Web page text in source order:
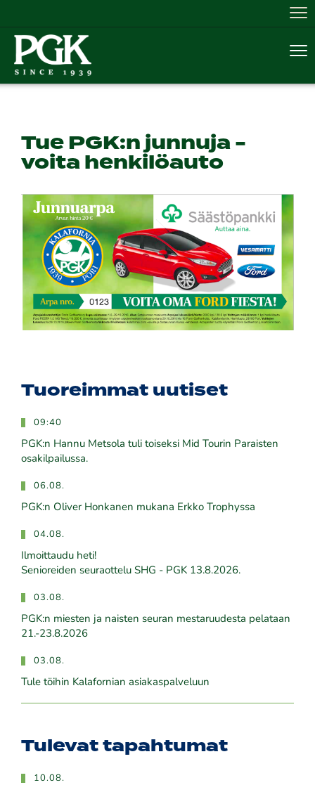
Tue PGK:n junnuja -
voita henkilöauto
Tuoreimmat uutiset
09:40
PGK:n Hannu Metsola tuli toiseksi Mid Tourin Paraisten
osakilpailussa.
06.08.
PGK:n Oliver Honkanen mukana Erkko Trophyssa
04.08.
Ilmoittaudu heti!
​​​​​​​Senioreiden seuraottelu SHG - PGK 13.8.2026.
03.08.
PGK:n miesten ja naisten seuran mestaruudesta pelataan
21.-23.8.2026
03.08.
Tule töihin Kalafornian asiakaspalveluun
Tulevat tapahtumat
10.08.